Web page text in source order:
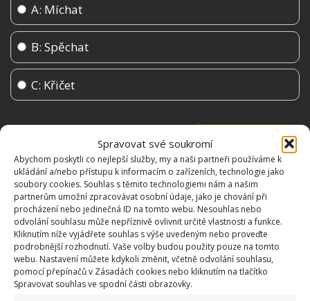
Spravovat své soukromí
Abychom poskytli co nejlepší služby, my a naši partneři používáme k
ukládání a/nebo přístupu k informacím o zařízeních, technologie jako
soubory cookies. Souhlas s těmito technologiemi nám a našim
partnerům umožní zpracovávat osobní údaje, jako je chování při
procházení nebo jedinečná ID na tomto webu. Nesouhlas nebo
odvolání souhlasu může nepříznivě ovlivnit určité vlastnosti a funkce.
Kliknutím níže vyjádřete souhlas s výše uvedeným nebo proveďte
podrobnější rozhodnutí. Vaše volby budou použity pouze na tomto
webu. Nastavení můžete kdykoli změnit, včetně odvolání souhlasu,
pomocí přepínačů v Zásadách cookies nebo kliknutím na tlačítko
Spravovat souhlas ve spodní části obrazovky.
A: Míchat
B: Spěchat
C: Křičet
OBLÍBENÉ ČLÁNKY